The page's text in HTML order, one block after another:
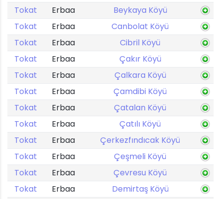
Tokat
Erbaa
Beykaya Köyü
Tokat
Erbaa
Canbolat Köyü
Tokat
Erbaa
Cibril Köyü
Tokat
Erbaa
Çakır Köyü
Tokat
Erbaa
Çalkara Köyü
Tokat
Erbaa
Çamdibi Köyü
Tokat
Erbaa
Çatalan Köyü
Tokat
Erbaa
Çatılı Köyü
Tokat
Erbaa
Çerkezfındıcak Köyü
Tokat
Erbaa
Çeşmeli Köyü
Tokat
Erbaa
Çevresu Köyü
Tokat
Erbaa
Demirtaş Köyü